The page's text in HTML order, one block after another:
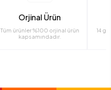
Orjinal Ürün
Tüm ürünler %100 orjinal ürün
kapsamındadır.
14